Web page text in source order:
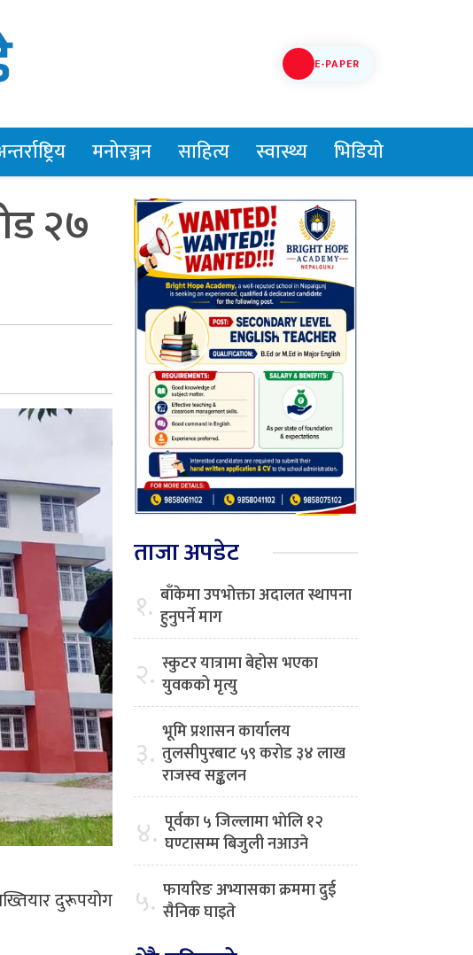
E-PAPER
मनोरञ्जन साहित्य स्वास्थ्य भिडियो
२७
दुरूपयोग
ताजा अपडेट
१. बाँकेमा उपभोक्ता अदालत स्थापना
हुनुपर्ने माग
२. स्कुटर यात्रामा बेहोस भएका
युवकको मृत्यु
३. भूमि प्रशासन कार्यालय
तुलसीपुरबाट ५९ करोड ३४ लाख
राजस्व सङ्कलन
४. पूर्वका ५ जिल्लामा भाेलि १२
घण्टासम्म बिजुली नआउने
५. फायरिङ अभ्यासका क्रममा दुई
सैनिक घाइते